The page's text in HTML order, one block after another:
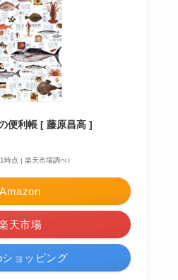
便利帳 [ 藤原昌高 ]
点 | 楽天市場調べ）
Amazon
天市場
ショッピング